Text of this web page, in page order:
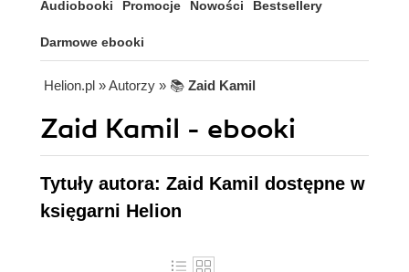
Audiobooki Promocje Nowości Bestsellery
Darmowe ebooki
Helion.pl » Autorzy » 📚 Zaid Kamil
Zaid Kamil - ebooki
Tytuły autora: Zaid Kamil dostępne w
księgarni Helion